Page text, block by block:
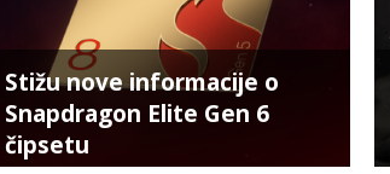
Stižu nove informacije o
Snapdragon Elite Gen 6
čipsetu